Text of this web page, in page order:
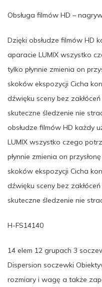
Obsługa filmów HD –
Dzięki obsłudze filmów HD
aparacie LUMIX wszystko
tylko płynnie zmienia on
skoków ekspozycji Cicha
dźwięku sceny bez
skuteczne śledzenie nie
obsłudze filmów HD każdy
LUMIX wszystko czego
płynnie zmienia on
skoków ekspozycji Cicha
dźwięku sceny bez
skuteczne śledzenie nie
H-FS14140
14 elem 12 grupach 3
Dispersion soczewki
rozmiary i wagę a także